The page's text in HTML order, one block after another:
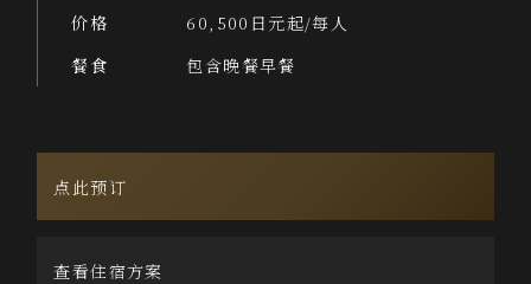
价格
60,500日元起/每人
餐食
包含晚餐早餐
点此预订
查看住宿方案